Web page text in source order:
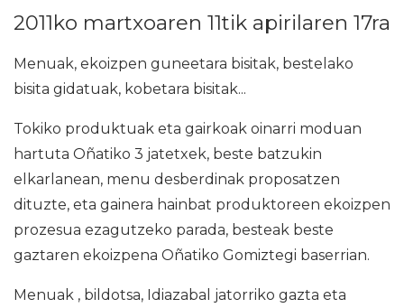
2011ko martxoaren 11tik apirilaren 17ra
Menuak, ekoizpen guneetara bisitak, bestelako
bisita gidatuak, kobetara bisitak...
Tokiko produktuak eta gairkoak oinarri moduan
hartuta Oñatiko 3 jatetxek, beste batzukin
elkarlanean, menu desberdinak proposatzen
dituzte, eta gainera hainbat produktoreen ekoizpen
prozesua ezagutzeko parada, besteak beste
gaztaren ekoizpena Oñatiko Gomiztegi baserrian.
Menuak , bildotsa, Idiazabal jatorriko gazta eta